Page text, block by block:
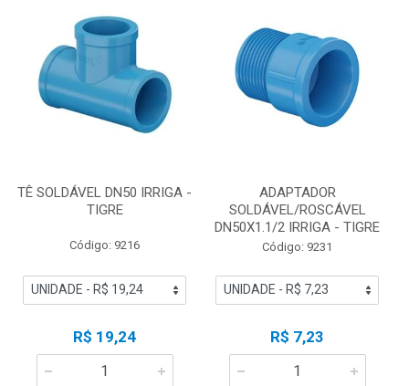
TÊ SOLDÁVEL DN50 IRRIGA -
TIGRE
Código: 9216
R$ 19,24
ADAPTADOR
SOLDÁVEL/ROSCÁVEL
DN50X1.1/2 IRRIGA - TIGRE
Código: 9231
R$ 7,23